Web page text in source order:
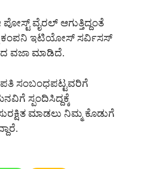
ವೈರಲ್ ಆಗುತ್ತಿದ್ದಂತೆ
ಕಂಪನಿ ಇಟಿಯೋಸ್ ಸರ್ವಿಸಸ್
ವಜಾ ಮಾಡಿದೆ.
ಸಂಬಂಧಪಟ್ಟವರಿಗೆ
ಸ್ಪಂದಿಸಿದ್ದಕ್ಕೆ
ಮಾಡಲು ನಿಮ್ಮ ಕೊಡುಗೆ